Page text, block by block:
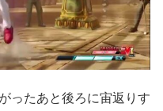
ったあと後ろに宙返りす